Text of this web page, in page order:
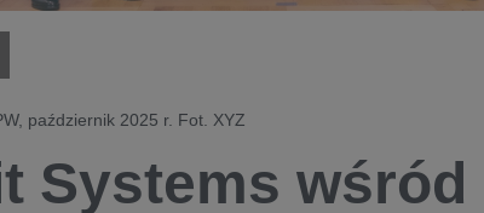
październik 2025 r. Fot. XYZ
Systems wśród